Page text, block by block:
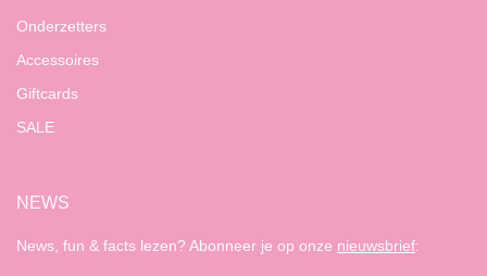
Onderzetters
Accessoires
Giftcards
SALE
NEWS
News, fun & facts lezen? Abonneer je op onze nieuwsbrief: